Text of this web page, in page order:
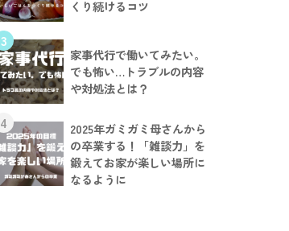
くり続けるコツ
3
家事代行で働いてみたい。
でも怖い…トラブルの内容
や対処法とは？
4
2025年ガミガミ母さんから
の卒業する！「雑談力」を
鍛えてお家が楽しい場所に
なるように